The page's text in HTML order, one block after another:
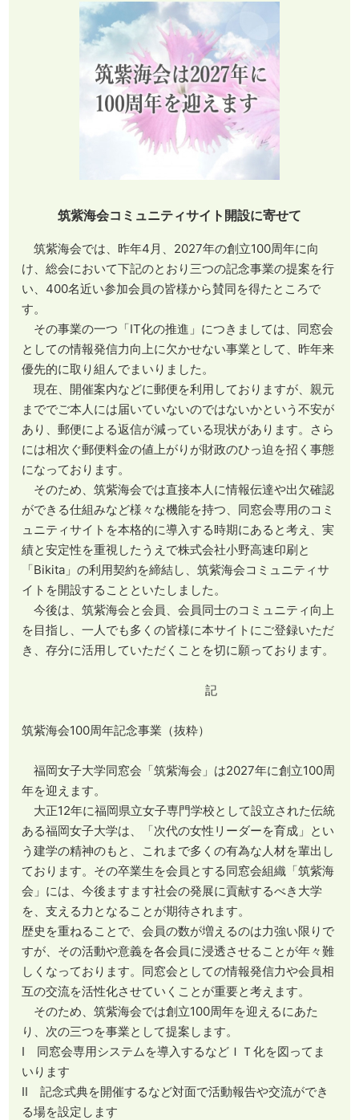
筑紫海会コミュニティサイト開設に寄せて
筑紫海会では、昨年4月、2027年の創立100周年に向
け、総会において下記のとおり三つの記念事業の提案を行
い、400名近い参加会員の皆様から賛同を得たところで
す。
その事業の一つ「IT化の推進」につきましては、同窓会
としての情報発信力向上に欠かせない事業として、昨年来
優先的に取り組んでまいりました。
現在、開催案内などに郵便を利用しておりますが、親元
まででご本人には届いていないのではないかという不安が
あり、郵便による返信が減っている現状があります。さら
には相次ぐ郵便料金の値上がりが財政のひっ迫を招く事態
になっております。
そのため、筑紫海会では直接本人に情報伝達や出欠確認
ができる仕組みなど様々な機能を持つ、同窓会専用のコミ
ュニティサイトを本格的に導入する時期にあると考え、実
績と安定性を重視したうえで株式会社小野高速印刷と
「Bikita」の利用契約を締結し、筑紫海会コミュニティサ
イトを開設することといたしました。
今後は、筑紫海会と会員、会員同士のコミュニティ向上
を目指し、一人でも多くの皆様に本サイトにご登録いただ
き、存分に活用していただくことを切に願っております。
記
筑紫海会100周年記念事業（抜粋）
福岡女子大学同窓会「筑紫海会」は2027年に創立100周
年を迎えます。
大正12年に福岡県立女子専門学校として設立された伝統
ある福岡女子大学は、「次代の女性リーダーを育成」とい
う建学の精神のもと、これまで多くの有為な人材を輩出し
ております。その卒業生を会員とする同窓会組織「筑紫海
会」には、今後ますます社会の発展に貢献するべき大学
を、支える力となることが期待されます。
歴史を重ねることで、会員の数が増えるのは力強い限りで
すが、その活動や意義を各会員に浸透させることが年々難
しくなっております。同窓会としての情報発信力や会員相
互の交流を活性化させていくことが重要と考えます。
そのため、筑紫海会では創立100周年を迎えるにあた
り、次の三つを事業として提案します。
Ⅰ 同窓会専用システムを導入するなどＩＴ化を図ってま
いります
Ⅱ 記念式典を開催するなど対面で活動報告や交流ができ
る場を設定します